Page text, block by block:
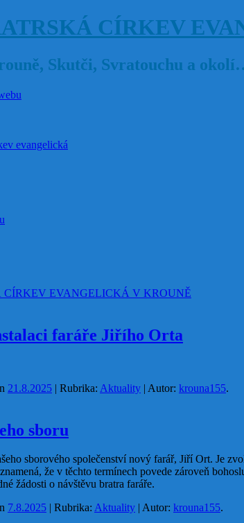
CÍRKEV
Skutči, Svratouchu a
evangelická
faráře Jiřího Orta
21.8.2025 | Rubrika: Aktuality | Autor: krouna155.
sboru
sborového společenství nový farář, Jiří Ort. Je
že v těchto termínech povede zároveň
žádosti o návštěvu bratra faráře.
7.8.2025 | Rubrika: Aktuality | Autor: krouna155.